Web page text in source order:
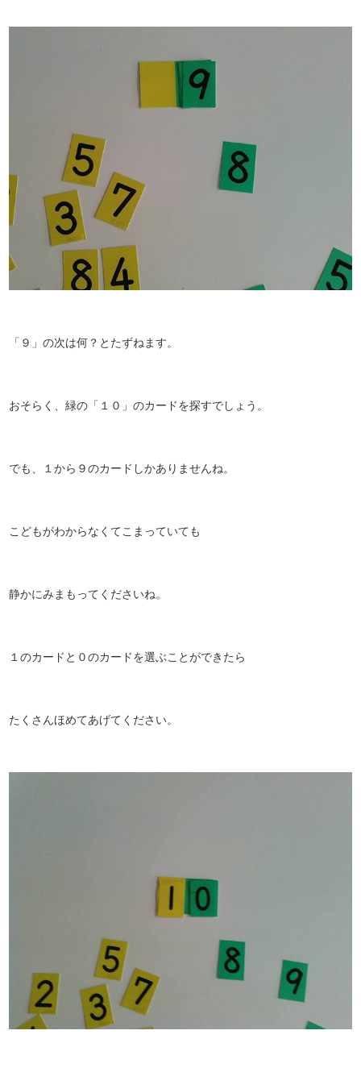
「９」の次は何？とたずねます。
おそらく、緑の「１０」のカードを探すでしょう。
でも、１から９のカードしかありませんね。
こどもがわからなくてこまっていても
静かにみまもってくださいね。
１のカードと０のカードを選ぶことができたら
たくさんほめてあげてください。